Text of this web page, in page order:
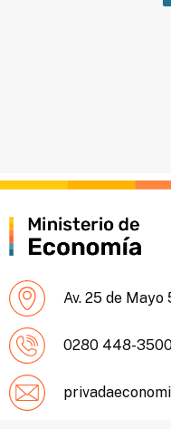
Av. 25 de Mayo
0280 448-